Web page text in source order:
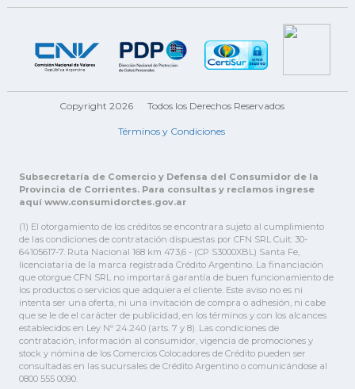
Copyright 2026 Todos los Derechos Reservados
Términos y Condiciones
Subsecretaría de Comercio y Defensa del Consumidor de la
Provincia de Corrientes. Para consultas y reclamos ingrese
aquí www.consumidorctes.gov.ar
(1) El otorgamiento de los créditos se encontrara sujeto al cumplimiento
de las condiciones de contratación dispuestas por CFN SRL Cuit: 30-
64105617-7. Ruta Nacional 168 km 473,6 - (CP S3000XBL) Santa Fe,
licenciataria de la marca registrada Crédito Argentino. La financiación
que otorgue CFN SRL no importará garantía de buen funcionamiento de
los productos o servicios que adquiera el cliente. Este aviso no es ni
intenta ser una oferta, ni una invitación de compra o adhesión, ni cabe
que se le de el carácter de publicidad, en los términos y con los alcances
establecidos en Ley Nº 24.240 (arts. 7 y 8). Las condiciones de
contratación, información al consumidor, vigencia de promociones y
stock y nómina de los Comercios Colocadores de Crédito pueden ser
consultadas en las sucursales de Crédito Argentino o comunicándose al
0800 555 0090.